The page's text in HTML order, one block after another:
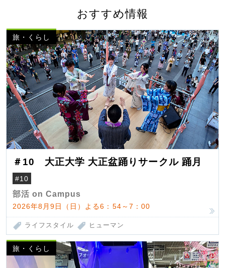
おすすめ情報
旅・くらし
＃10 大正大学 大正盆踊りサークル 踊月
#10
部活 on Campus
2026年8月9日（日）よる6：54～7：00
ライフスタイル ヒューマン
旅・くらし